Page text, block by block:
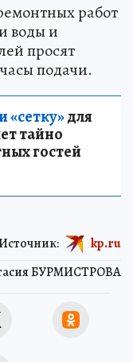
работ
воды и
просят
подачи.
для
тайно
гостей
БУРМИСТРОВА
kp.ru